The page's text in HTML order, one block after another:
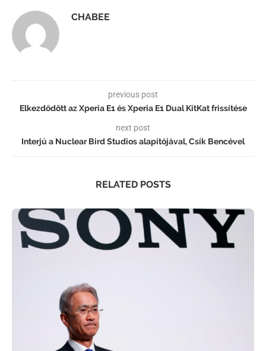
CHABEE
previous post
Elkezdődött az Xperia E1 és Xperia E1 Dual KitKat frissítése
next post
Interjú a Nuclear Bird Studios alapítójával, Csík Bencével
RELATED POSTS